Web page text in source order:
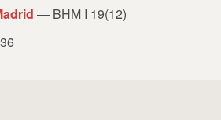
— BHM I 19(12)